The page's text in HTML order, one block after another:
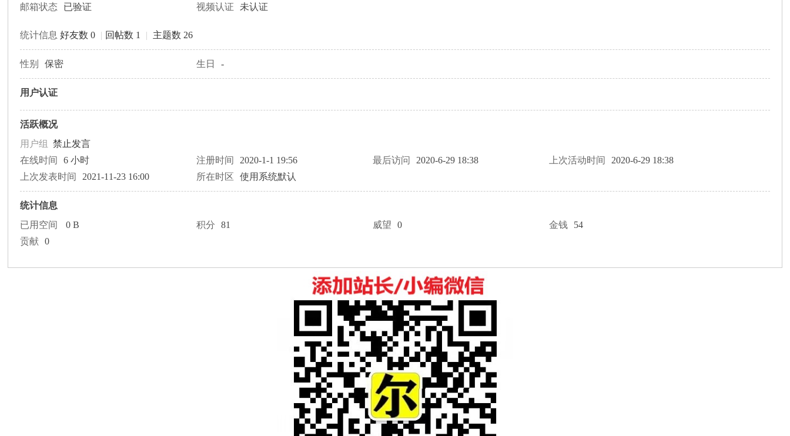
邮箱状态
已验证 视频认证 未认证
统计信息 好友数 0 | 回帖数 1 | 主题数 26
性别 保密 生日 -
用户认证
活跃概况
用户组禁止发言
在线时间
6 小时 注册时间 2020-1-1 19:56 最后访问 2020-6-29 18:38 上次活动时间
2020-6-29 18:38
上次发表时间
2021-11-23 16:00 所在时区 使用系统默认
统计信息
已用空间
0 B 积分 81 威望 0 金钱
54
贡献
0